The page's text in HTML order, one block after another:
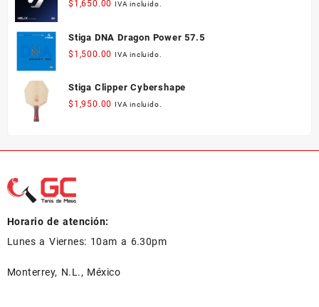
$ 1,650.00 IVA incluido.
Stiga DNA Dragon Power 57.5
$ 1,500.00 IVA incluido.
Stiga Clipper Cybershape
$ 1,950.00 IVA incluido.
Horario de atención:
Lunes a Viernes: 10am a 6.30pm
Monterrey, N.L., México